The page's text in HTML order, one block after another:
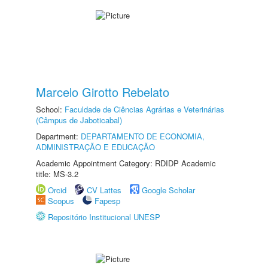
Marcelo Girotto Rebelato
School: Faculdade de Ciências Agrárias e Veterinárias
(Câmpus de Jaboticabal)
Department: DEPARTAMENTO DE ECONOMIA,
ADMINISTRAÇÃO E EDUCAÇÃO
Academic Appointment Category: RDIDP Academic
title: MS-3.2
Orcid
CV Lattes
Google Scholar
Scopus
Fapesp
Repositório Institucional UNESP